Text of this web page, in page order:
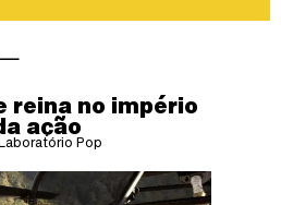
reina no império
ação
Pop